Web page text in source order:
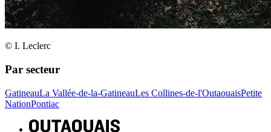
© I. Leclerc
Par secteur
GatineauLa Vallée-de-la-GatineauLes Collines-de-l'OutaouaisPetite
NationPontiac